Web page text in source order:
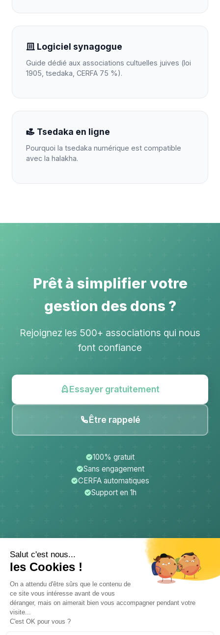
Logiciel synagogue
Guide dédié aux associations cultuelles juives (loi
1905, tsedaka, CERFA 75 %).
Tsedaka en ligne
Pourquoi la tsedaka numérique est compatible
avec la halakha.
Prêt à simplifier votre
gestion des dons ?
Rejoignez les 500+ associations qui nous
font confiance
Essayer gratuitement
Être rappelé
100% gratuit
Sans engagement
CERFA automatiques
Support en 1h
CerfApp
DonateursMentions légalesConfidentialité
Support